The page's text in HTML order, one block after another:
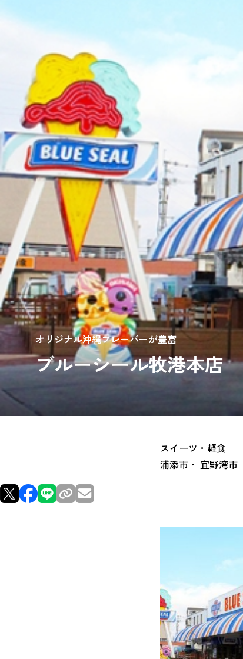
オリジナル沖縄フレーバーが豊富
ブルーシール牧港本店
スイーツ・軽食
浦添市・ 宜野湾市